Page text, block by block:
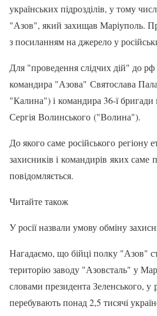
українських підрозділів, у тому
"Азов", який захищав Маріуполь.
з посиланням на джерело у
Для "проведення слідчих дій" до
командира "Азова" Святослава
"Калина") і командира 36-ї бригади
Сергія Волинського ("Волина").
До якого саме російського регіону
захисників і командирів яких саме
повідомляється.
Читайте також
У росії назвали умову обміну
Нагадаємо, що бійці полку "Азов"
територію заводу "Азовсталь" у
словами президента Зеленського, у
перебувають понад 2,5 тисячі